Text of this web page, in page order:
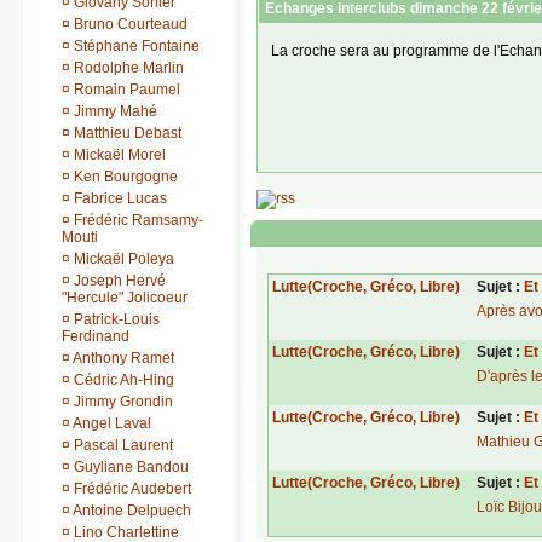
¤ Bruno Courteaud
¤ Stéphane Fontaine
¤ Rodolphe Marlin
¤ Romain Paumel
¤ Jimmy Mahé
¤ Matthieu Debast
¤ Mickaël Morel
¤ Ken Bourgogne
¤ Fabrice Lucas
¤ Frédéric Ramsamy-
Mouti
¤ Mickaël Poleya
¤ Joseph Hervé
"Hercule" Jolicoeur
¤ Patrick-Louis
Ferdinand
¤ Anthony Ramet
¤ Cédric Ah-Hing
¤ Jimmy Grondin
¤ Angel Laval
¤ Pascal Laurent
¤ Guyliane Bandou
¤ Frédéric Audebert
¤ Antoine Delpuech
¤ Lino Charlettine
Champion de la Réunion 2026 : Adrien
Médaillé d'argent : Edley Nicole (Team
Catégorie Benjamins (12-13 ans)
Diclan Lepinay (Oméga Fight
Médaillé d'argent : Diclan Lepinay
Médaillé de bronze : Hugo Tarcyle (La
Catégorie Minimes (14-15 ans) -50kget
Combats de 3mn - gamme technique
Melvin Verbard (46,8kg ; La
Melvin Verbard (46,8kg ; La
Nicolas Dijoux (47,8kg ; Team
Samuel Tariffe (46,7kg ; La
Nicolas Dijoux (47,8kg ; Team
Le samedi 27 juin 2026, les
dans les différentes catégories d'âge et
Les vainqueurs des catégories
Catégorie Poussins (10-11 ans)
Champion de la Réunion 2026 : Adrien
Médaillé d'argent : Edley Nicole (Team
Echanges interclubs dimanche 22
La croche sera au programme de
Lutte(Croche, Gréco, Libre) Sujet :
Après
Lutte(Croche, Gréco, Libre)
Sujet :
D'après
Lutte(Croche, Gréco, Libre)
Sujet :
Mathieu
Lutte(Croche, Gréco, Libre)
Sujet :
Loïc